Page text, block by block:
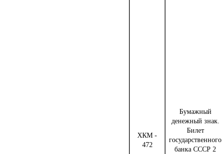
ХКМ -
472
Бумажный
денежный знак.
Билет
государственного
банка СССР 2